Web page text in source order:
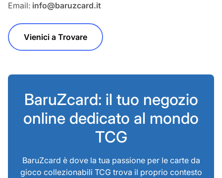
Email: info@baruzcard.it
Vienici a Trovare
BaruZcard: il tuo negozio
online dedicato al mondo
TCG
BaruZcard è dove la tua passione per le carte da
gioco collezionabili TCG trova il proprio contesto